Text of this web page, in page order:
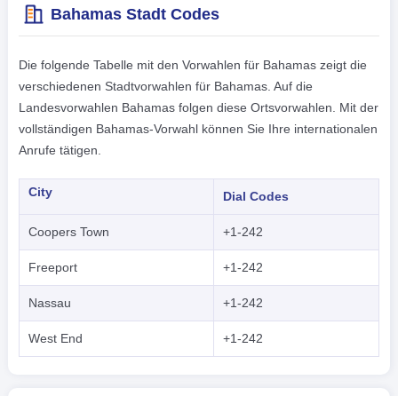
Bahamas Stadt Codes
Die folgende Tabelle mit den Vorwahlen für Bahamas zeigt die
verschiedenen Stadtvorwahlen für Bahamas. Auf die
Landesvorwahlen Bahamas folgen diese Ortsvorwahlen. Mit der
vollständigen Bahamas-Vorwahl können Sie Ihre internationalen
Anrufe tätigen.
City Dial Codes
Coopers Town +1-242
Freeport +1-242
Nassau +1-242
West End +1-242